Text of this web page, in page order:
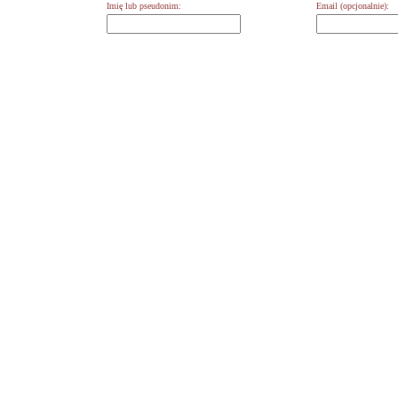
Imię lub pseudonim: Email (opcjonalnie):